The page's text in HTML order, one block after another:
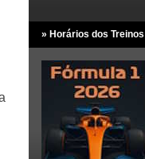
» Horários dos